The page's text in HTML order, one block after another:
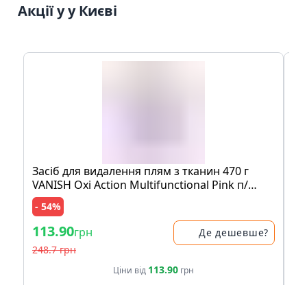
Акції у у Києві
Засіб для видалення плям з тканин 470 г
VANISH Oxi Action Multifunctional Pink п/
банка
- 54%
113.90грн
248.7 грн
Де дешевше?
Ціни від 113.90 грн